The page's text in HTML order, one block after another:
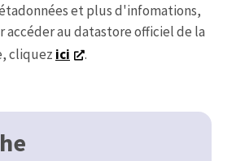
et plus d'infomations,
accéder au datastore officiel de la
cliquez ici .